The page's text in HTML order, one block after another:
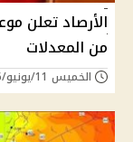
الأرصاد تعلن
من المعدلات
الخميس 11/يونيو/2026 - 05:57 م